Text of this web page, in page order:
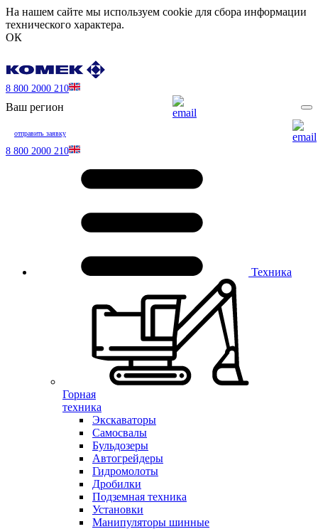
На нашем сайте мы используем cookie для сбора информации
технического характера.
ОК
8 800 2000 210
Ваш регион
отправить заявку
8 800 2000 210
Техника
Горная
техника
Экскаваторы
Самосвалы
Бульдозеры
Автогрейдеры
Гидромолоты
Дробилки
Подземная техника
Установки
Манипуляторы шинные